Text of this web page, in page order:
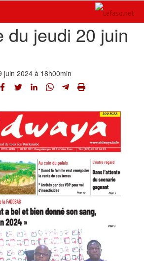
du jeudi 20 juin
juin 2024 à 18h00min